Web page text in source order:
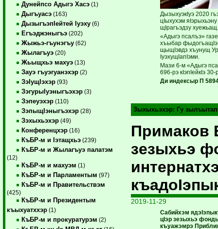
Дунейпсо Адыгэ Хасэ (1)
Дыгъуасэ (163)
ДызыгъэпIейтей Iуэху (6)
Егъэджэныгъэ (202)
Жыжьэ-гъунэгъу (62)
Жылагъуэ (20)
Жьыщхьэ махуэ (13)
Зауэ гъуэгуанэхэр (2)
ЗэIущIэхэр (93)
ЗэгурыIуэныгъэхэр (3)
Зэпеуэхэр (110)
ЗэпыщIэныгъэхэр (28)
Зэхыхьэхэр (49)
Конференцхэр (16)
КъБР-м и Iэтащхьэ (239)
КъБР-м и Жылагъуэ палатэм
(12)
КъБР-м и махуэм (1)
КъБР-м и Парламентым (97)
КъБР-м и Правительствэм
(425)
КъБР-м и Президентым
къыхуатххэр (1)
КъБР-м и прокуратурэм (2)
ДызыхуэкIуэ 2020
цIыхухэм
щIрагъэдзу хуежьащ.
«Адыгэ псалъэ»
хъыбар
щыщIэвдз хъунущ
IуэхущIапIэми.
Мази 6-м «Адыгэ
696-рэ кIэпIейкIэ
Ди индексыр П
Зыхыхьэхэр: Гу
Примаков
зезыхьэ
2019-11-29
Сабийхэм
цIэр зезыхьэ
къуажэмрэ